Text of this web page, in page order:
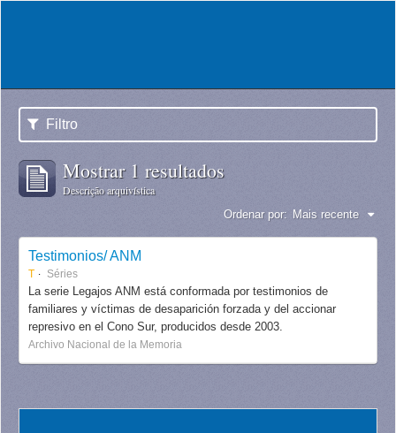
Filtro
Mostrar 1 resultados
Descrição arquivística
Ordenar por: Mais recente
Testimonios/ ANM
T Séries
La serie Legajos ANM está conformada por testimonios de
familiares y víctimas de desaparición forzada y del accionar
represivo en el Cono Sur, producidos desde 2003.
Archivo Nacional de la Memoria